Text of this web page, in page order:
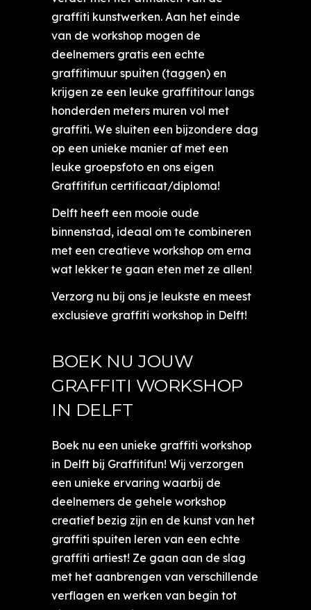
graffiti kunstwerken. Aan het einde
van de workshop mogen de
deelnemers gratis een echte
graffitimuur spuiten (taggen) en
krijgen ze een leuke graffititour langs
honderden meters muren vol met
graffiti. We sluiten een bijzondere dag
op een unieke manier af met een
leuke groepsfoto en ons eigen
Graffitifun certificaat/diploma!
Delft heeft een mooie oude
binnenstad, ideaal om te combineren
met een creatieve workshop om erna
wat lekker te gaan eten met ze allen!
Verzorg nu bij ons je leukste en meest
exclusieve graffiti workshop in Delft!
BOEK NU JOUW
GRAFFITI WORKSHOP
IN DELFT
Boek nu een unieke graffiti workshop
in Delft bij Graffitifun! Wij verzorgen
een unieke ervaring waarbij de
deelnemers de gehele workshop
creatief bezig zijn en de kunst van het
graffiti spuiten leren van een echte
graffiti artiest! Ze gaan aan de slag
met het aanbrengen van verschillende
verflagen en werken van begin tot